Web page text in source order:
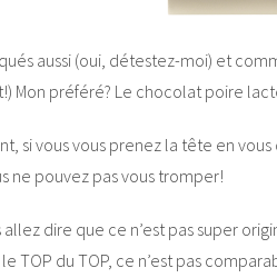
aussi (oui, détestez-moi) et
Mon préféré? Le chocolat poire
si vous vous prenez la tête en
ne pouvez pas vous tromper!
allez dire que ce n’est pas super
TOP du TOP, ce n’est pas